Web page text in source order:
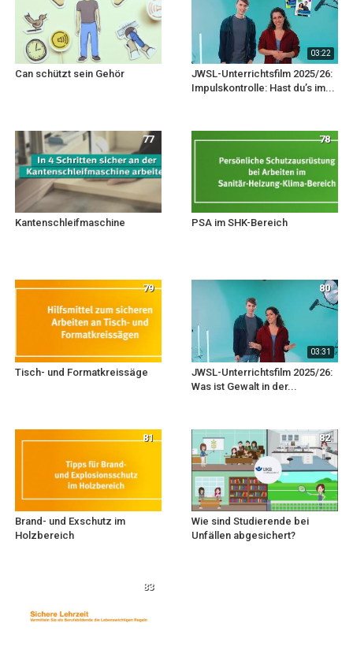
Can schützt sein Gehör
03:22
JWSL-Unterrichtsfilm 2025/26:
Impulskontrolle: Hast du’s im...
77
Kantenschleifmaschine
78
PSA im SHK-Bereich
79
Tisch- und Formatkreissäge
03:31
80
JWSL-Unterrichtsfilm 2025/26:
Was ist Gewalt in der...
81
Brand- und Exschutz im
Holzbereich
82
Wie sind Studierende bei
Unfällen abgesichert?
83